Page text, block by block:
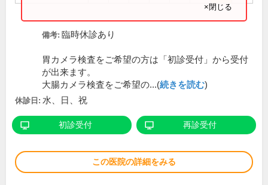
×閉じる
備考: 臨時休診あり
胃カメラ検査をご希望の方は「初診受付」から受付
が出来ます。
大腸カメラ検査をご希望の...(続きを読む)
休診日: 水、日、祝
初診受付 再診受付
この医院の詳細をみる